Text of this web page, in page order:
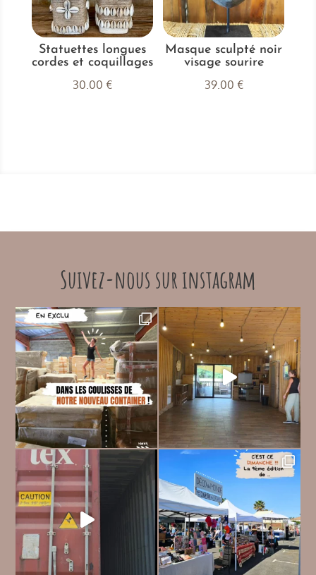
Statuettes longues
cordes et coquillages
30.00 €
Masque sculpté noir
visage sourire
39.00 €
Suivez-nous sur instagram